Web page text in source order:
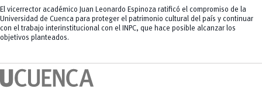
El vicerrector académico Juan Leonardo Espinoza ratificó el compromiso de la
Universidad de Cuenca para proteger el patrimonio cultural del país y continuar
con el trabajo interinstitucional con el INPC, que hace posible alcanzar los
objetivos planteados.